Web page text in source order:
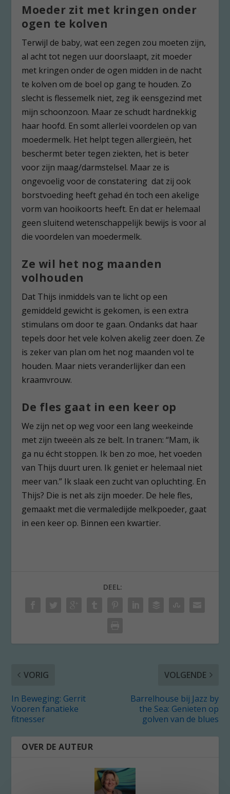
Moeder zit met kringen onder
ogen te kolven
Terwijl de baby, wat een zegen zou moeten zijn,
al acht tot negen uur doorslaapt, zit moeder
met kringen onder de ogen midden in de nacht
te kolven om de boel op gang te houden. Zo
slecht is flessemelk niet, zeg ik eensgezind met
mijn schoonzoon. Maar ze schudt hardnekkig
haar hoofd. En somt allerlei voordelen op van
moedermelk. Het helpt tegen allergieën, het
beschermt beter tegen ziekten, het is beter
voor zijn maag/darmstelsel. Maar ze is
ongevoelig voor de constatering dat zij ook
borstvoeding heeft gehad én toch een akelige
vorm van hooikoorts heeft. En dat er helemaal
geen sluitend wetenschappelijk bewijs is voor al
die voordelen van moedermelk.
Ze wil het nog maanden
volhouden
Dat Thijs inmiddels van te licht op een
gemiddeld gewicht is gekomen, is een extra
stimulans om door te gaan. Ondanks dat haar
tepels door het vele kolven akelig zeer doen. Ze
is zeker van plan om het nog maanden vol te
houden. Maar niets veranderlijker dan een
kraamvrouw.
De fles gaat in een keer op
We zijn net op weg voor een lang weekeinde
met zijn tweeën als ze belt. In tranen: “Mam, ik
ga nu écht stoppen. Ik ben zo moe, het voeden
van Thijs duurt uren. Ik geniet er helemaal niet
meer van.” Ik slaak een zucht van opluchting. En
Thijs? Die is net als zijn moeder. De hele fles,
gemaakt met die vermaledijde melkpoeder, gaat
in een keer op. Binnen een kwartier.
DEEL:
VORIG
In Beweging: Gerrit
Vooren fanatieke
fitnesser
VOLGENDE
Barrelhouse bij Jazz by
the Sea: Genieten op
golven van de blues
OVER DE AUTEUR